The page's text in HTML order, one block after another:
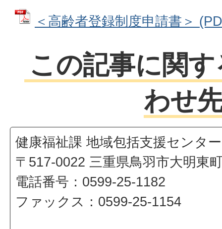
＜高齢者登録制度申請書＞
この記事に関
わせ
健康福祉課 地域包括支援センター
〒517-0022 三重県鳥羽市大明東
電話番号：0599-25-1182
ファックス：0599-25-1154